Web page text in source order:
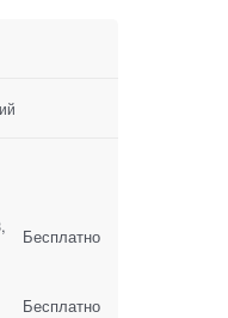
Бесплатно
Бесплатно